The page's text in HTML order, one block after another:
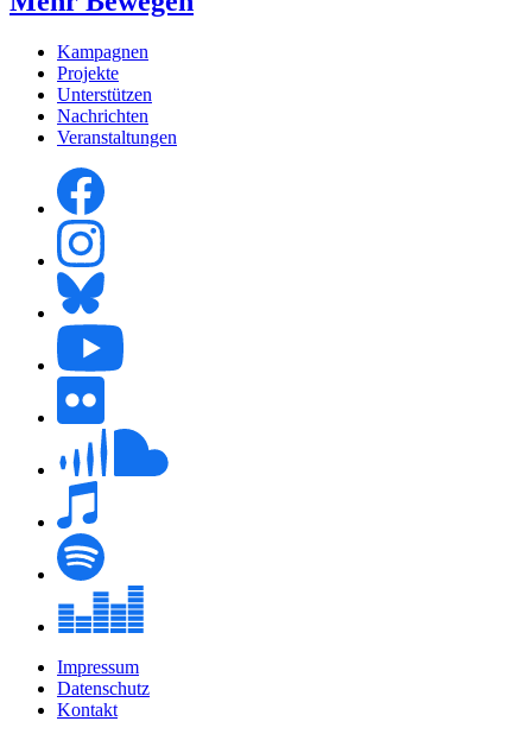
Kampagnen
Projekte
Unterstützen
Nachrichten
Veranstaltungen
Impressum
Datenschutz
Kontakt